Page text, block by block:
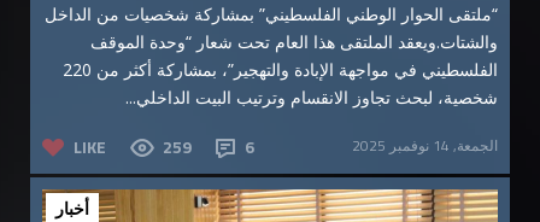
“ملتقى الحوار الوطني الفلسطيني” بمشاركة شخصيات من الداخل
والشتات.ويعقد الملتقى هذا العام تحت شعار “وحدة الموقف
الفلسطيني في مواجهة الإبادة والتهجير”، بمشاركة أكثر من 220
شخصية، لبحث تجاوز الانقسام وترتيب البيت الداخلي...
LIKE 259 6 الجمعة, 14 نوفمبر 2025
أخبار